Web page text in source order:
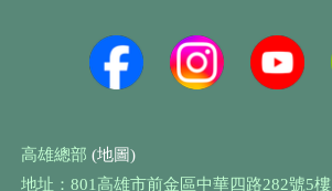
高雄總部 (地圖)
地址：801高雄市前金區中華四路282號5樓